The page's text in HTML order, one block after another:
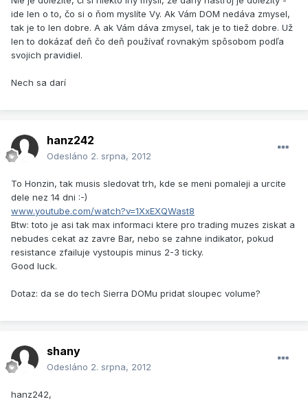
ide len o to, čo si o ňom myslíte Vy. Ak Vám DOM nedáva zmysel,
tak je to len dobre. A ak Vám dáva zmysel, tak je to tiež dobre. Už
len to dokázať deň čo deň používať rovnakým spôsobom podľa
svojich pravidiel.
Nech sa darí
hanz242
Odesláno 2. srpna, 2012
To Honzin, tak musis sledovat trh, kde se meni pomaleji a urcite
dele nez 14 dni :-)
www.youtube.com/watch?v=1XxEXQWast8
Btw: toto je asi tak max informaci ktere pro trading muzes ziskat a
nebudes cekat az zavre Bar, nebo se zahne indikator, pokud
resistance zfailuje vystoupis minus 2-3 ticky.
Good luck.
Dotaz: da se do tech Sierra DOMu pridat sloupec volume?
shany
Odesláno 2. srpna, 2012
hanz242,